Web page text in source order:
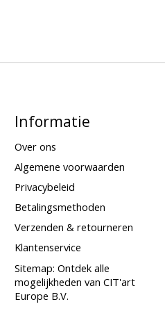
Informatie
Over ons
Algemene voorwaarden
Privacybeleid
Betalingsmethoden
Verzenden & retourneren
Klantenservice
Sitemap: Ontdek alle
mogelijkheden van CIT'art
Europe B.V.